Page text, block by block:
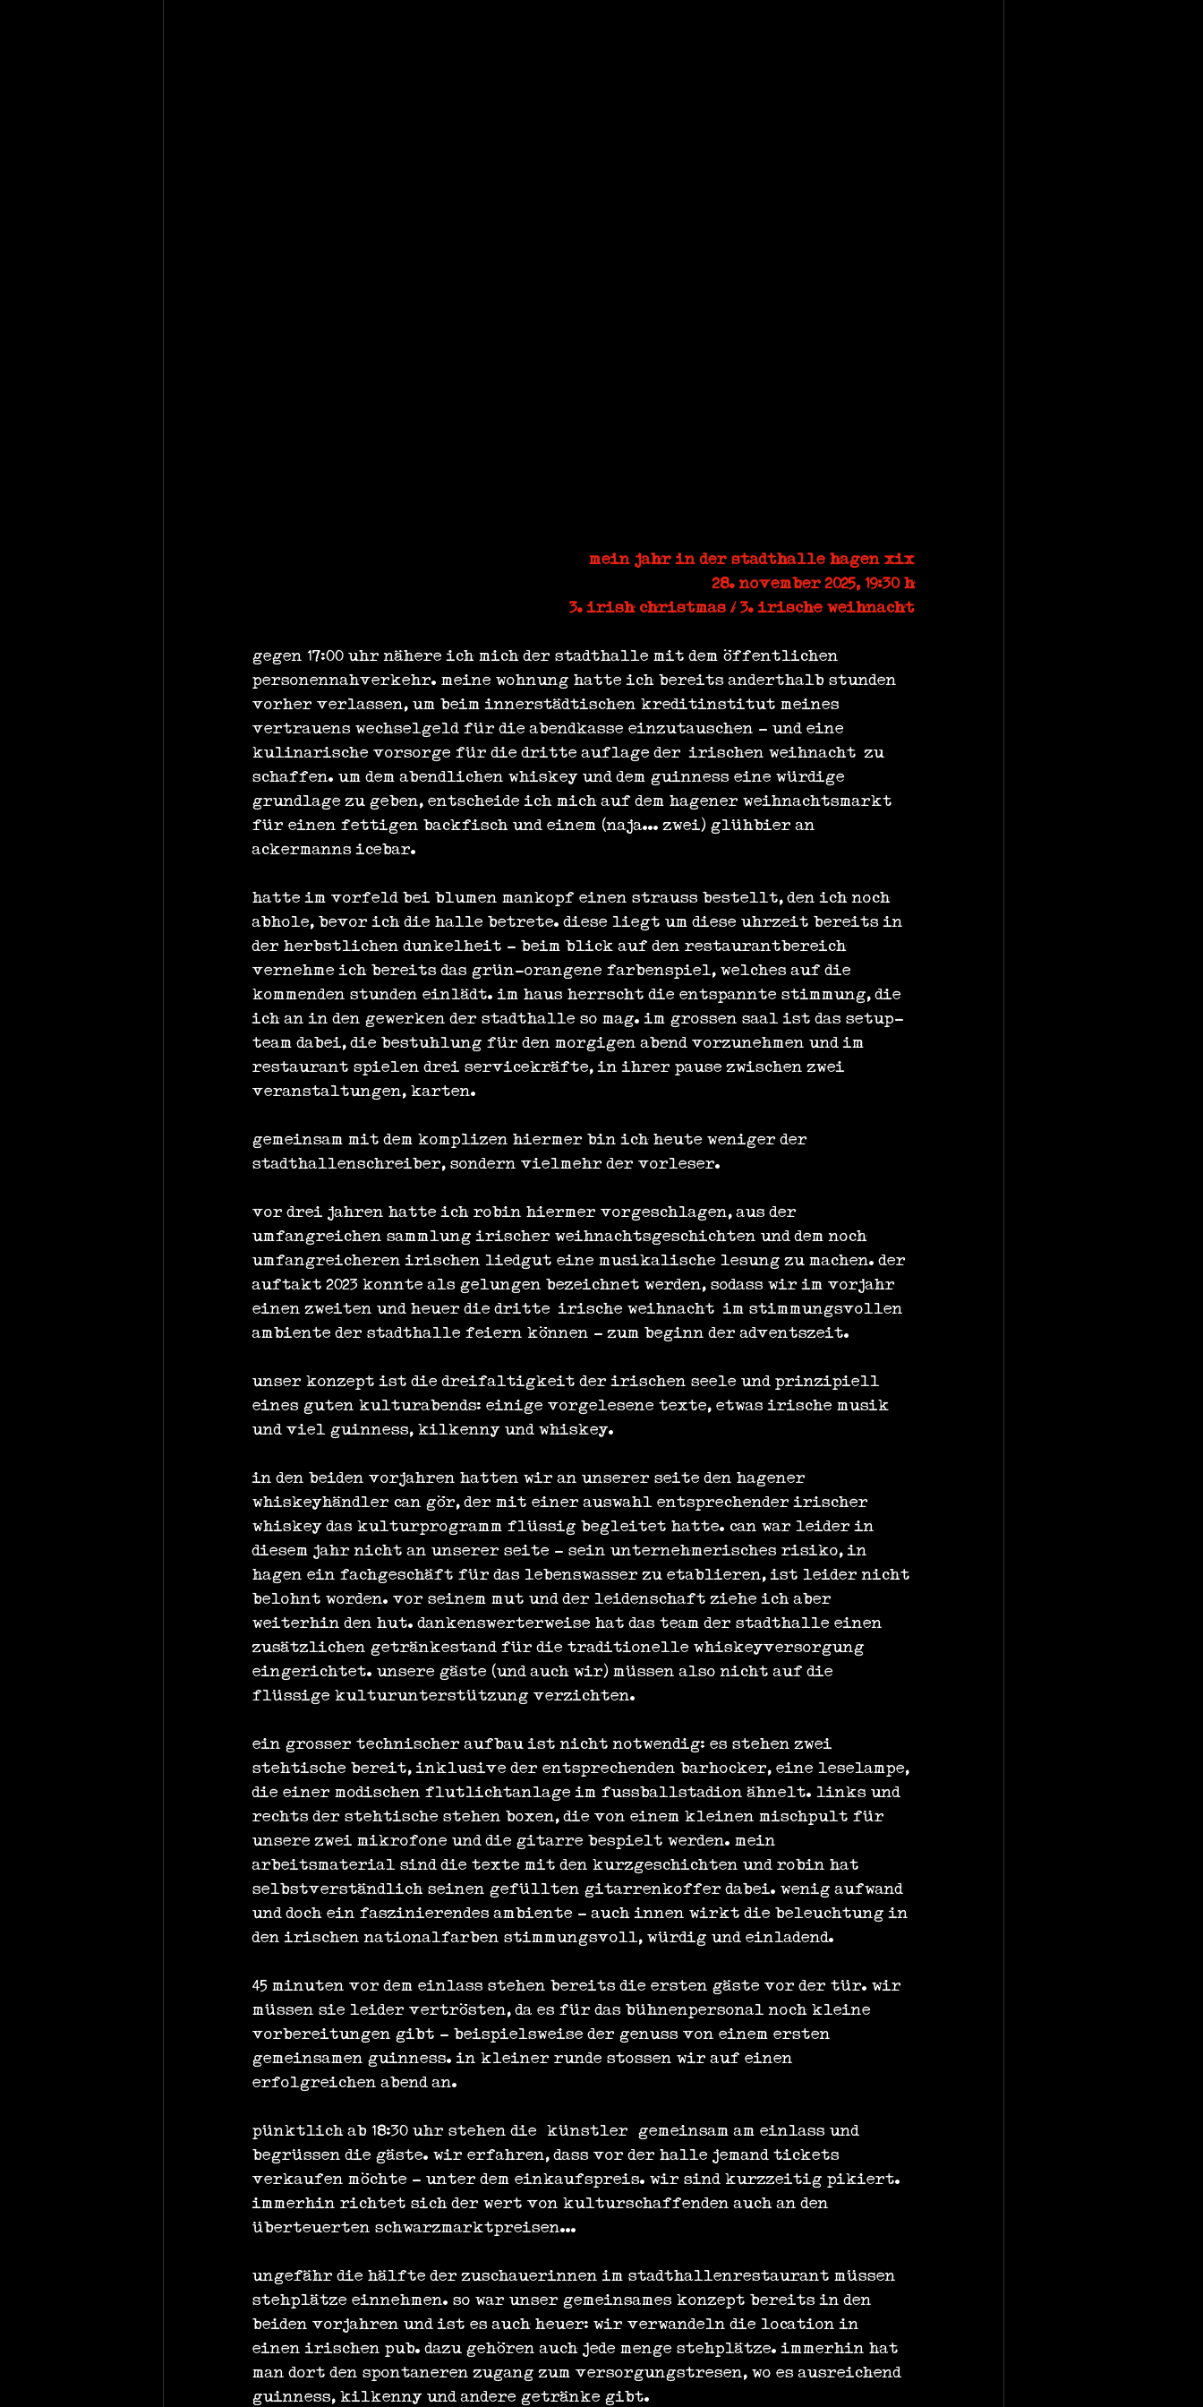
mein jahr in der stadthalle hagen xix
28. november 2025, 19:30 h
3. irish christmas / 3. irische weihnacht
gegen 17:00 uhr nähere ich mich der stadthalle mit dem öffentlichen
personennahverkehr. meine wohnung hatte ich bereits anderthalb stunden
vorher verlassen, um beim innerstädtischen kreditinstitut meines
vertrauens wechselgeld für die abendkasse einzutauschen - und eine
kulinarische vorsorge für die dritte auflage der ‚irischen weihnacht‘ zu
schaffen. um dem abendlichen whiskey und dem guinness eine würdige
grundlage zu geben, entscheide ich mich auf dem hagener weihnachtsmarkt
für einen fettigen backfisch und einem (naja... zwei) glühbier an
ackermanns icebar.
hatte im vorfeld bei blumen mankopf einen strauss bestellt, den ich noch
abhole, bevor ich die halle betrete. diese liegt um diese uhrzeit bereits in
der herbstlichen dunkelheit - beim blick auf den restaurantbereich
vernehme ich bereits das grün-orangene farbenspiel, welches auf die
kommenden stunden einlädt. im haus herrscht die entspannte stimmung, die
ich an in den gewerken der stadthalle so mag. im grossen saal ist das setup-
team dabei, die bestuhlung für den morgigen abend vorzunehmen und im
restaurant spielen drei servicekräfte, in ihrer pause zwischen zwei
veranstaltungen, karten.
gemeinsam mit dem komplizen hiermer bin ich heute weniger der
stadthallenschreiber, sondern vielmehr der vorleser.
vor drei jahren hatte ich robin hiermer vorgeschlagen, aus der
umfangreichen sammlung irischer weihnachtsgeschichten und dem noch
umfangreicheren irischen liedgut eine musikalische lesung zu machen. der
auftakt 2023 konnte als gelungen bezeichnet werden, sodass wir im vorjahr
einen zweiten und heuer die dritte ‚irische weihnacht‘ im stimmungsvollen
ambiente der stadthalle feiern können - zum beginn der adventszeit.
unser konzept ist die dreifaltigkeit der irischen seele und prinzipiell
eines guten kulturabends: einige vorgelesene texte, etwas irische musik
und viel guinness, kilkenny und whiskey.
in den beiden vorjahren hatten wir an unserer seite den hagener
whiskeyhändler can gör, der mit einer auswahl entsprechender irischer
whiskey das kulturprogramm flüssig begleitet hatte. can war leider in
diesem jahr nicht an unserer seite - sein unternehmerisches risiko, in
hagen ein fachgeschäft für das lebenswasser zu etablieren, ist leider nicht
belohnt worden. vor seinem mut und der leidenschaft ziehe ich aber
weiterhin den hut. dankenswerterweise hat das team der stadthalle einen
zusätzlichen getränkestand für die traditionelle whiskeyversorgung
eingerichtet. unsere gäste (und auch wir) müssen also nicht auf die
flüssige kulturunterstützung verzichten.
ein grosser technischer aufbau ist nicht notwendig: es stehen zwei
stehtische bereit, inklusive der entsprechenden barhocker, eine leselampe,
die einer modischen flutlichtanlage im fussballstadion ähnelt. links und
rechts der stehtische stehen boxen, die von einem kleinen mischpult für
unsere zwei mikrofone und die gitarre bespielt werden. mein
arbeitsmaterial sind die texte mit den kurzgeschichten und robin hat
selbstverständlich seinen gefüllten gitarrenkoffer dabei. wenig aufwand
und doch ein faszinierendes ambiente - auch innen wirkt die beleuchtung in
den irischen nationalfarben stimmungsvoll, würdig und einladend.
45 minuten vor dem einlass stehen bereits die ersten gäste vor der tür. wir
müssen sie leider vertrösten, da es für das bühnenpersonal noch kleine
vorbereitungen gibt - beispielsweise der genuss von einem ersten
gemeinsamen guinness. in kleiner runde stossen wir auf einen
erfolgreichen abend an.
pünktlich ab 18:30 uhr stehen die „künstler“ gemeinsam am einlass und
begrüssen die gäste. wir erfahren, dass vor der halle jemand tickets
verkaufen möchte - unter dem einkaufspreis. wir sind kurzzeitig pikiert.
immerhin richtet sich der wert von kulturschaffenden auch an den
überteuerten schwarzmarktpreisen...
ungefähr die hälfte der zuschauerinnen im stadthallenrestaurant müssen
stehplätze einnehmen. so war unser gemeinsames konzept bereits in den
beiden vorjahren und ist es auch heuer: wir verwandeln die location in
einen irischen pub. dazu gehören auch jede menge stehplätze. immerhin hat
man dort den spontaneren zugang zum versorgungstresen, wo es ausreichend
guinness, kilkenny und andere getränke gibt.